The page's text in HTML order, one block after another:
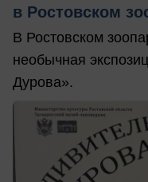
в Ростовском
В Ростовском
необычная
Дурова».